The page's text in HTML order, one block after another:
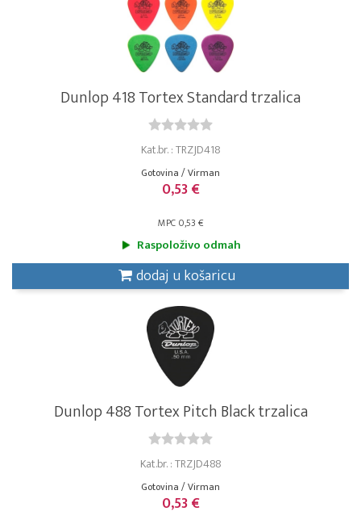
Dunlop 418 Tortex Standard trzalica
Kat.br. : TRZJD418
Gotovina / Virman
0,53 €
MPC 0,53 €
Raspoloživo odmah
dodaj u košaricu
Dunlop 488 Tortex Pitch Black trzalica
Kat.br. : TRZJD488
Gotovina / Virman
0,53 €